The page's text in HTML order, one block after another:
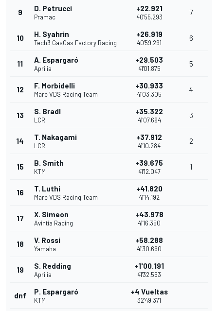
9 D. Petrucci
Pramac
+22.921
40'55.293
7
10 H. Syahrin
Tech3 GasGas Factory Racing
+26.919
40'59.291
6
11 A. Espargaró
Aprilia
+29.503
41'01.875
5
12 F. Morbidelli
Marc VDS Racing Team
+30.933
41'03.305
4
13 S. Bradl
LCR
+35.322
41'07.694
3
14 T. Nakagami
LCR
+37.912
41'10.284
2
15 B. Smith
KTM
+39.675
41'12.047
1
16 T. Luthi
Marc VDS Racing Team
+41.820
41'14.192
17 X. Simeon
Avintia Racing
+43.978
41'16.350
18 V. Rossi
Yamaha
+58.288
41'30.660
19 S. Redding
Aprilia
+1'00.191
41'32.563
dnf P. Espargaró
KTM
+4 Vueltas
32'49.371